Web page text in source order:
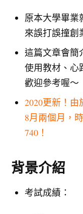
原本大學畢業
來誤打誤撞
這篇文章會簡
使用教材、心
歡迎參考喔～
2020更新！由
8月兩個月，
740！
背景介紹
考試成績：